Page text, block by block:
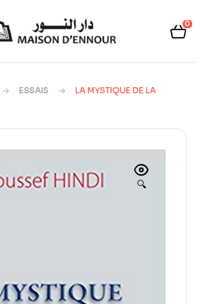
0
ESSAIS
LA MYSTIQUE DE LA
🔍